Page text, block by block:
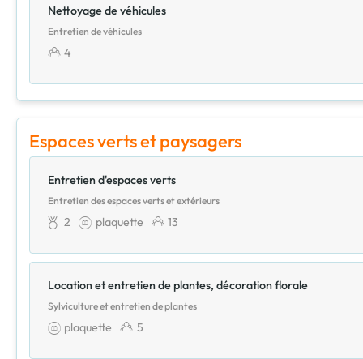
Nettoyage de véhicules
Entretien de véhicules
4
Espaces verts et paysagers
Entretien d'espaces verts
Entretien des espaces verts et extérieurs
2 plaquette 13
Location et entretien de plantes, décoration florale
Sylviculture et entretien de plantes
plaquette 5